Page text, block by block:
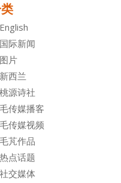
English
国际新闻
图片
新西兰
桃源诗社
毛传媒播客
毛传媒视频
毛芃作品
热点话题
社交媒体